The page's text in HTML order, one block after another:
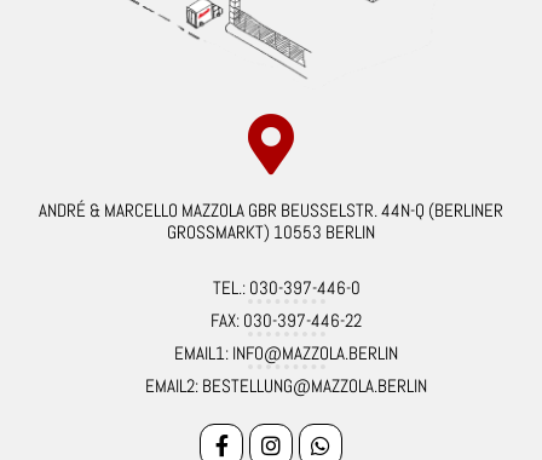
ANDRÉ & MARCELLO MAZZOLA GBR BEUSSELSTR. 44N-Q (BERLINER
GROSSMARKT) 10553 BERLIN
TEL.: 030-397-446-0
FAX: 030-397-446-22
EMAIL1: INFO@MAZZOLA.BERLIN
EMAIL2: BESTELLUNG@MAZZOLA.BERLIN